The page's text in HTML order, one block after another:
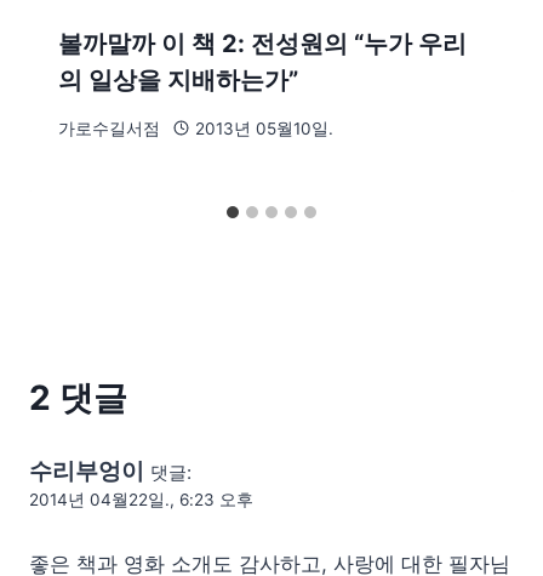
볼까말까 이 책 2: 전성원의 “누가 우리
의 일상을 지배하는가”
가로수길서점 2013년 05월10일.
2 댓글
수리부엉이 댓글:
2014년 04월22일., 6:23 오후
좋은 책과 영화 소개도 감사하고, 사랑에 대한 필자님